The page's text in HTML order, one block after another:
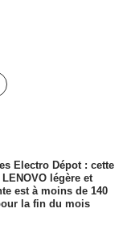
Electro Dépot : cette
légère et
est à moins de 140
la fin du mois